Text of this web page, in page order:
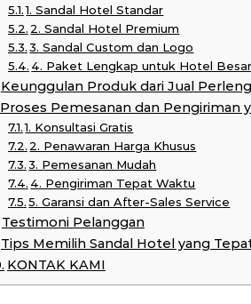
1. Sandal Hotel Standar
2. Sandal Hotel Premium
3. Sandal Custom dan Logo
4. Paket Lengkap untuk Hotel Besar
Keunggulan Produk dari Jual
Proses Pemesanan dan Pengiriman
1. Konsultasi Gratis
2. Penawaran Harga Khusus
3. Pemesanan Mudah
4. Pengiriman Tepat Waktu
5. Garansi dan After-Sales Service
Testimoni Pelanggan
Tips Memilih Sandal Hotel yang
KONTAK KAMI